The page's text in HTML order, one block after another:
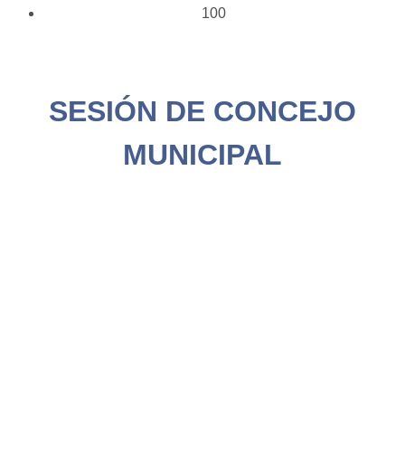
100
SESIÓN DE CONCEJO
MUNICIPAL